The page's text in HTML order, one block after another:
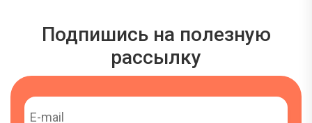
Подпишись на полезную
рассылку